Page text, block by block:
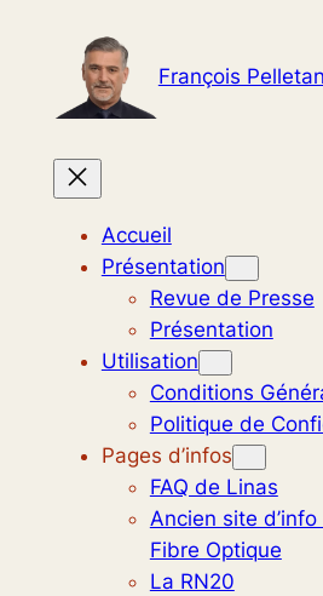
contenu
François
Accueil
Présentation
Revue de Presse
Présentation
Utilisation
Conditions
Politique de
Pages d’infos
FAQ de Linas
Ancien site
Fibre Optique
La RN20